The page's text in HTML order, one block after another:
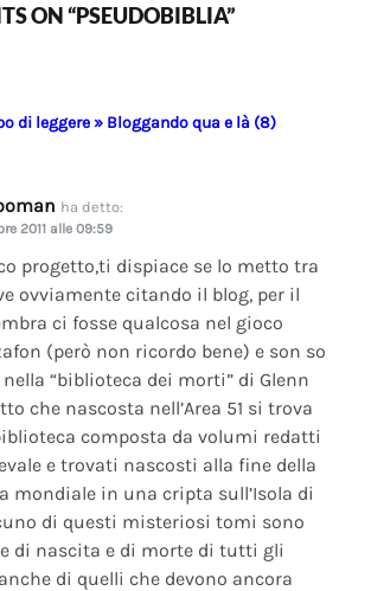
ON “PSEUDOBIBLIA”
di leggere » Bloggando qua e là (8)
ha detto:
2011 alle 09:59
progetto,ti dispiace se lo metto tra
ovviamente citando il blog, per il
ci fosse qualcosa nel gioco
(però non ricordo bene) e son so
nella “biblioteca dei morti” di Glenn
che nascosta nell’Area 51 si trova
composta da volumi redatti
e trovati nascosti alla fine della
mondiale in una cripta sull’Isola di
di questi misteriosi tomi sono
di nascita e di morte di tutti gli
di quelli che devono ancora